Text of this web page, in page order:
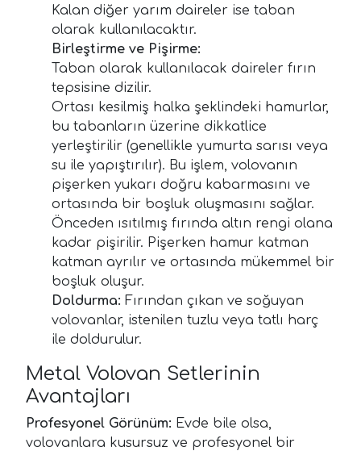
Kalan diğer yarım daireler ise taban
olarak kullanılacaktır.
Birleştirme ve Pişirme:
Taban olarak kullanılacak daireler fırın
tepsisine dizilir.
Ortası kesilmiş halka şeklindeki hamurlar,
bu tabanların üzerine dikkatlice
yerleştirilir (genellikle yumurta sarısı veya
su ile yapıştırılır). Bu işlem, volovanın
pişerken yukarı doğru kabarmasını ve
ortasında bir boşluk oluşmasını sağlar.
Önceden ısıtılmış fırında altın rengi olana
kadar pişirilir. Pişerken hamur katman
katman ayrılır ve ortasında mükemmel bir
boşluk oluşur.
Doldurma: Fırından çıkan ve soğuyan
volovanlar, istenilen tuzlu veya tatlı harç
ile doldurulur.
Metal Volovan Setlerinin
Avantajları
Profesyonel Görünüm: Evde bile olsa,
volovanlara kusursuz ve profesyonel bir